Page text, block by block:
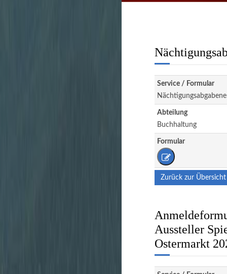
Service / Formular
Abteilung
Buchhaltung
Formular
Zurück zur Übersicht
Aussteller
Ostermarkt